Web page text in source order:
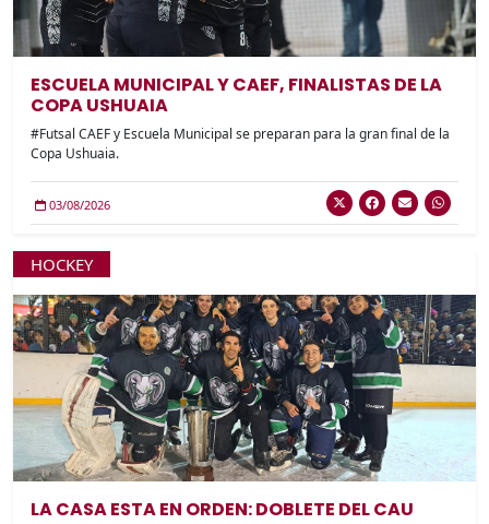
ESCUELA MUNICIPAL Y CAEF, FINALISTAS DE LA
COPA USHUAIA
#Futsal CAEF y Escuela Municipal se preparan para la gran final de la
Copa Ushuaia.
03/08/2026
HOCKEY
LA CASA ESTA EN ORDEN: DOBLETE DEL CAU